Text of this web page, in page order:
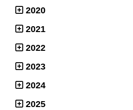
2020
2021
2022
2023
2024
2025